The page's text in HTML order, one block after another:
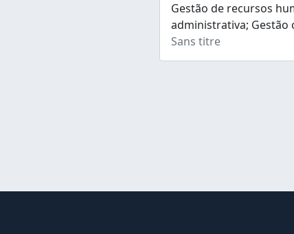
Gestão de recursos
administrativa; Gestão
Sans titre